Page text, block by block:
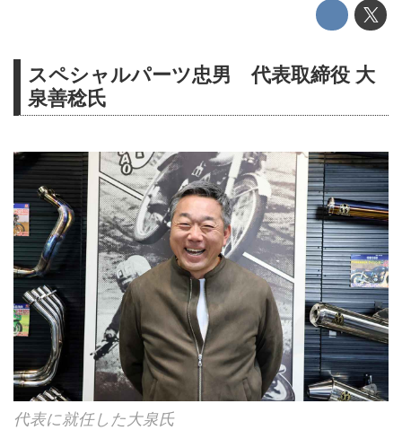
スペシャルパーツ忠男 代表取締役 大
泉善稔氏
代表に就任した大泉氏